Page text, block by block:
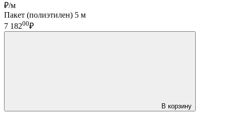
₽/м
Пакет (полиэтилен) 5 м
7 18200₽
В корзину